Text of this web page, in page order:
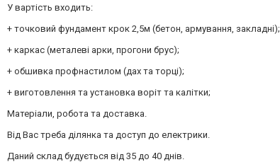
У вартість входить:
+ точковий фундамент крок 2,5м (бетон, армування, закладні);
+ каркас (металеві арки, прогони брус);
+ обшивка профнастилом (дах та торці);
+ виготовлення та установка воріт та калітки;
Матеріали, робота та доставка.
Від Вас треба ділянка та доступ до електрики.
Даний склад будується від 35 до 40 днів.